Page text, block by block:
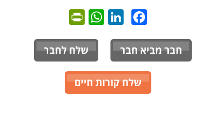
Facebook
LinkedIn
WhatsApp
חבר מביא חבר שלח לחבר
שלח קורות חיים